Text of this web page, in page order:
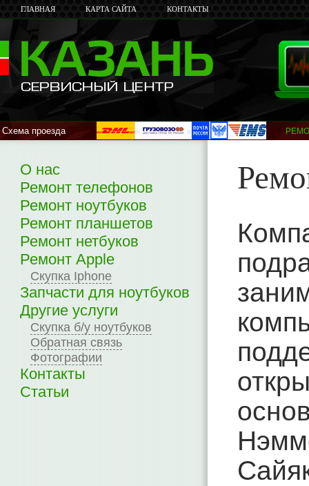
ГЛАВНАЯ КАРТА САЙТА КОНТАКТЫ
Схема проезда
О нас
Ремонт телефонов
Ремонт ноутбуков
Ремонт планшетов
Ремонт нетбуков
Ремонт Apple
Скупка Iphone
Запчасти для ноутбуков
Другие услуги
Скупка б/у ноутбуков
Обратная связь
Фотографии
Контакты
Статьи